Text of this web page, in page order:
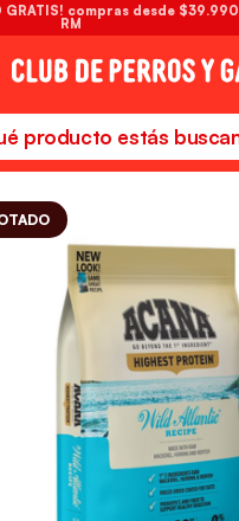
GRATIS! compras desde $39.990
RM